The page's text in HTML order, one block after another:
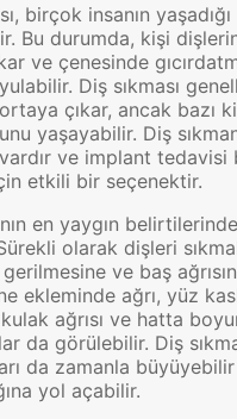
birçok insanın
Bu durumda, kişi
ve çenesinde
Diş sıkması
ortaya çıkar, ancak bazı
yaşayabilir. Diş
ve implant tedavisi
etkili bir seçenektir.
en yaygın
Sürekli olarak dişleri
gerilmesine ve baş
ekleminde ağrı, yüz
ağrısı ve hatta
da görülebilir. Diş
da zamanla
yol açabilir.